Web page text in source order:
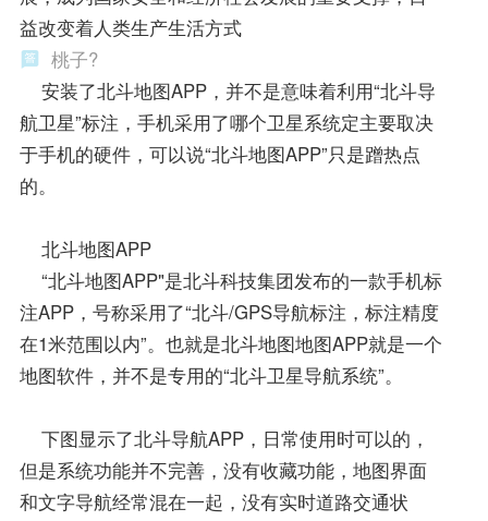
益改变着人类生产生活方式
桃子?
安装了北斗地图APP，并不是意味着利用“北斗导
航卫星”标注，手机采用了哪个卫星系统定主要取决
于手机的硬件，可以说“北斗地图APP”只是蹭热点
的。
北斗地图APP
“北斗地图APP"是北斗科技集团发布的一款手机标
注APP，号称采用了“北斗/GPS导航标注，标注精度
在1米范围以内”。也就是北斗地图地图APP就是一个
地图软件，并不是专用的“北斗卫星导航系统”。
下图显示了北斗导航APP，日常使用时可以的，
但是系统功能并不完善，没有收藏功能，地图界面
和文字导航经常混在一起，没有实时道路交通状